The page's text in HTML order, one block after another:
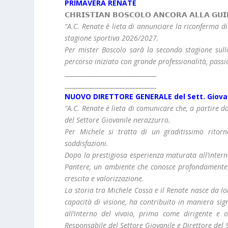
PRIMAVERA RENATE
𝗖𝗛𝗥𝗜𝗦𝗧𝗜𝗔𝗡 𝗕𝗢𝗦𝗖𝗢𝗟𝗢 𝗔𝗡𝗖𝗢𝗥𝗔 𝗔𝗟𝗟𝗔
“A.C. Renate è lieta di annunciare la riconferma
stagione sportiva 2026/2027.
Per mister Boscolo sarà la seconda stagione
percorso iniziato con grande professionalità,
NUOVO DIRETTORE GENERALE del Sett.
“A.C. Renate è lieta di comunicare che, a partire
del Settore Giovanile nerazzurro.
Per Michele si tratta di un graditissimo
soddisfazioni.
Dopo la prestigiosa esperienza maturata
Pantere, un ambiente che conosce
crescita e valorizzazione.
La storia tra Michele Cossa e il Renate nasce da
capacità di visione, ha contribuito in maniera
all’interno del vivaio, prima come dirigente e
Responsabile del Settore Giovanile e Direttore del